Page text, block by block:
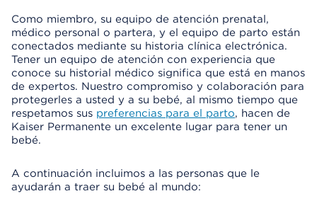
Como miembro, su equipo de atención prenatal,
médico personal o partera, y el equipo de parto están
conectados mediante su historia clínica electrónica.
Tener un equipo de atención con experiencia que
conoce su historial médico significa que está en manos
de expertos. Nuestro compromiso y colaboración para
protegerles a usted y a su bebé, al mismo tiempo que
respetamos sus preferencias para el parto, hacen de
Kaiser Permanente un excelente lugar para tener un
bebé.
A continuación incluimos a las personas que le
ayudarán a traer su bebé al mundo: